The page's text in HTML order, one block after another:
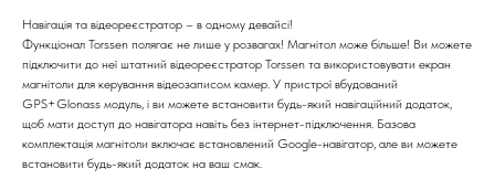
Навігація та відеореєстратор – в одному девайсі!
Функціонал Torssen полягає не лише у розвагах! Магнітол може більше! Ви можете
підключити до неї штатний відеореєстратор Torssen та використовувати екран
магнітоли для керування відеозаписом камер. У пристрої вбудований
GPS+Glonass модуль, і ви можете встановити будь-який навігаційний додаток,
щоб мати доступ до навігатора навіть без інтернет-підключення. Базова
комплектація магнітоли включає встановлений Google-навігатор, але ви можете
встановити будь-який додаток на ваш смак.